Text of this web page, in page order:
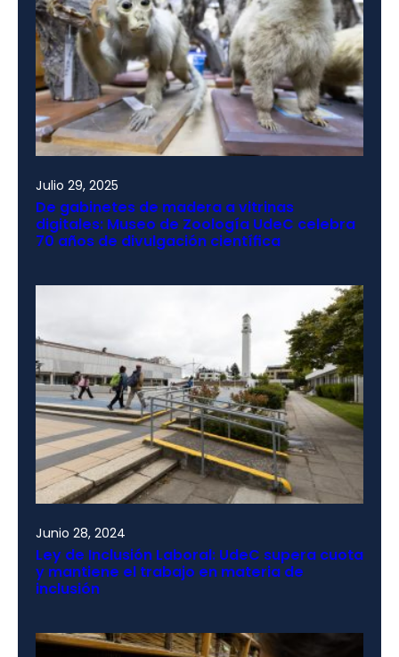
Julio 29, 2025
De gabinetes de madera a vitrinas
digitales: Museo de Zoología UdeC celebra
70 años de divulgación científica
Junio 28, 2024
Ley de Inclusión Laboral: UdeC supera cuota
y mantiene el trabajo en materia de
inclusión